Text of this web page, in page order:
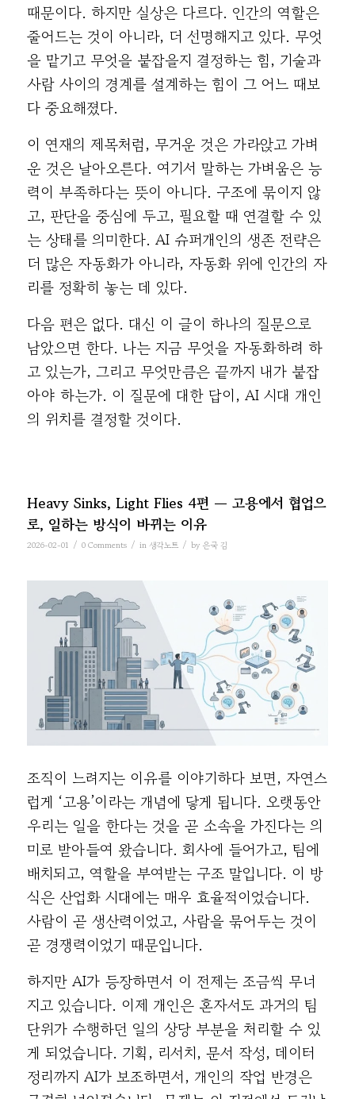
때문이다. 하지만 실상은 다르다. 인간의 역할은
줄어드는 것이 아니라, 더 선명해지고 있다. 무엇
을 맡기고 무엇을 붙잡을지 결정하는 힘, 기술과
사람 사이의 경계를 설계하는 힘이 그 어느 때보
다 중요해졌다.
이 연재의 제목처럼, 무거운 것은 가라앉고 가벼
운 것은 날아오른다. 여기서 말하는 가벼움은 능
력이 부족하다는 뜻이 아니다. 구조에 묶이지 않
고, 판단을 중심에 두고, 필요할 때 연결할 수 있
는 상태를 의미한다. AI 슈퍼개인의 생존 전략은
더 많은 자동화가 아니라, 자동화 위에 인간의 자
리를 정확히 놓는 데 있다.
다음 편은 없다. 대신 이 글이 하나의 질문으로
남았으면 한다. 나는 지금 무엇을 자동화하려 하
고 있는가, 그리고 무엇만큼은 끝까지 내가 붙잡
아야 하는가. 이 질문에 대한 답이, AI 시대 개인
의 위치를 결정할 것이다.
Heavy Sinks, Light Flies 4편 — 고용에서 협업으
로, 일하는 방식이 바뀌는 이유
2026-02-01 / 0 Comments / in 생각노트 / by 은국 김
조직이 느려지는 이유를 이야기하다 보면, 자연스
럽게 ‘고용’이라는 개념에 닿게 됩니다. 오랫동안
우리는 일을 한다는 것을 곧 소속을 가진다는 의
미로 받아들여 왔습니다. 회사에 들어가고, 팀에
배치되고, 역할을 부여받는 구조 말입니다. 이 방
식은 산업화 시대에는 매우 효율적이었습니다.
사람이 곧 생산력이었고, 사람을 묶어두는 것이
곧 경쟁력이었기 때문입니다.
하지만 AI가 등장하면서 이 전제는 조금씩 무너
지고 있습니다. 이제 개인은 혼자서도 과거의 팀
단위가 수행하던 일의 상당 부분을 처리할 수 있
게 되었습니다. 기획, 리서치, 문서 작성, 데이터
정리까지 AI가 보조하면서, 개인의 작업 반경은